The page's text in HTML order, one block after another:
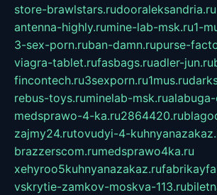
store-brawlstars.rudooraleksandria.ru
antenna-highly.rumine-lab-msk.ru1-
3-sex-porn.ruban-damn.rupurse-
viagra-tablet.rufasbags.ruadler-jun.ru
fincontech.ru3sexporn.ru1mus.ru
rebus-toys.ruminelab-msk.ru
medsprawo-4-ka.ru2864420.ru
zajmy24.rutovudyi-4-
brazzerscom.rumedsprawo4ka.ru
xehyroo5kuhnyanazakaz.ru
vskrytie-zamkov-moskva-113.ru